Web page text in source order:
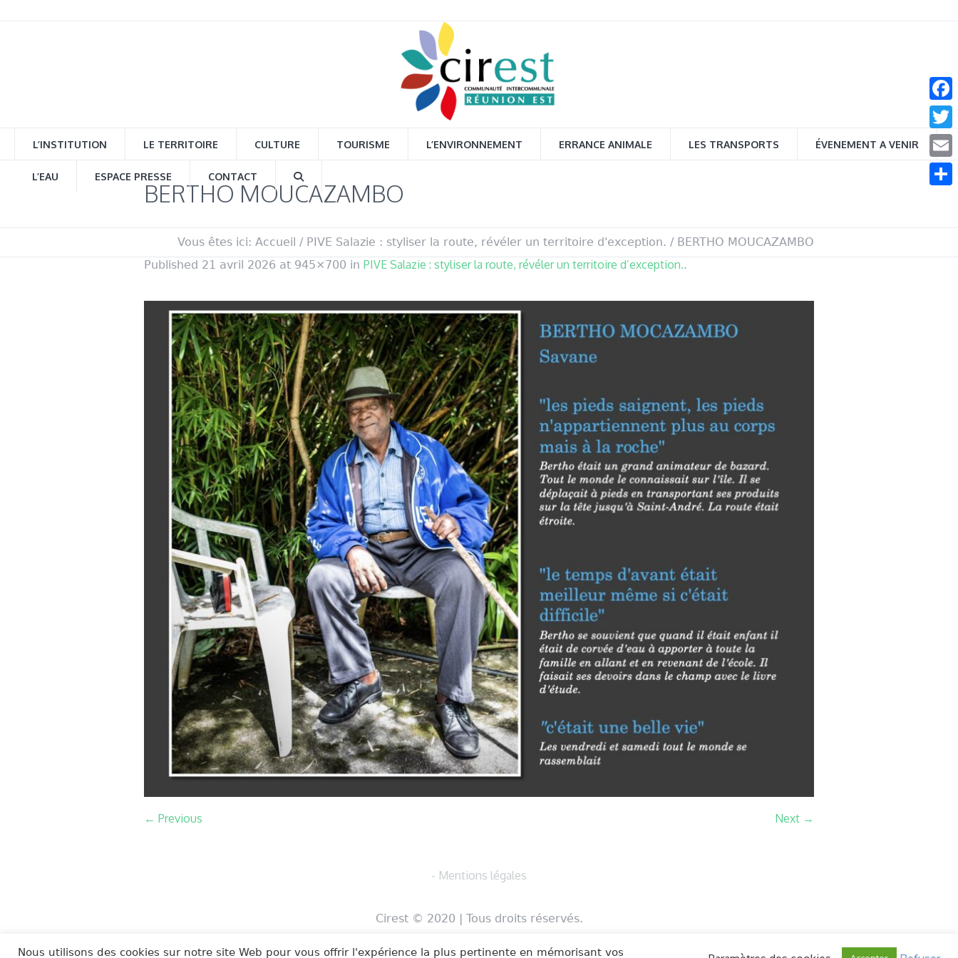
L’INSTITUTION LE TERRITOIRE CULTURE TOURISME L’ENVIRONNEMENT ERRANCE ANIMALE LES TRANSPORTS ÉVENEMENT A VENIR
L’EAU ESPACE PRESSE CONTACT
BERTHO MOUCAZAMBO
Vous êtes ici: Accueil / PIVE Salazie : styliser la route, révéler un territoire d'exception. / BERTHO MOUCAZAMBO
Published 21 avril 2026 at 945×700 in PIVE Salazie : styliser la route, révéler un territoire d’exception..
← Previous Next →
- Mentions légales
Cirest © 2020 | Tous droits réservés.
Email
Nous utilisons des cookies sur notre site Web pour vous offrir l'expérience la plus pertinente en mémorisant vos